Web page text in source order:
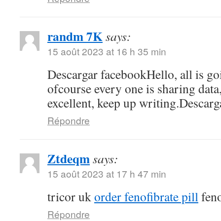
randm 7Ksays:
15 août 2023 at 16 h 35 min
Descargar facebookHello, all is
ofcourse every one is sharing
excellent, keep up
Répondre
Ztdeqmsays:
15 août 2023 at 17 h 47 min
tricor ukorder fenofibrate pill
Répondre